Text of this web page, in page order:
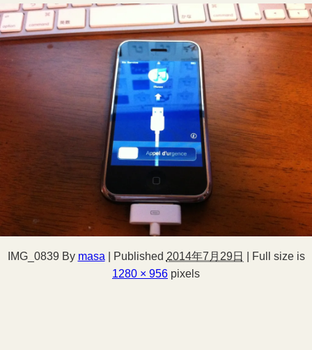
IMG_0839 By masa Published 2014年7月29日
Full size is
1280 × 956 pixels